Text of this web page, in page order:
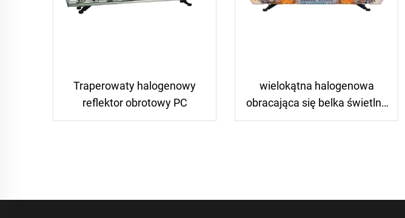
Traperowaty halogenowy
reflektor obrotowy PC
wielokątna halogenowa
obracająca się belka świetlna
ostrzegawcza